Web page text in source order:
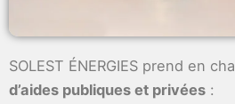
SOLEST ÉNERGIES prend en
d’aides publiques et privées :